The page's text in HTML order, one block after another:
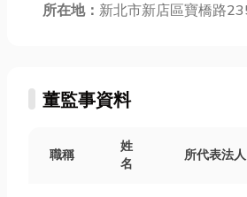
所在地： 新北市新店區寶橋路
董監事資料
職稱
姓
名
所代表法人